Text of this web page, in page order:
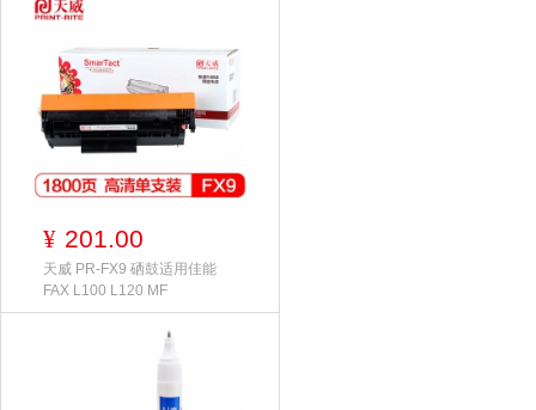
¥ 201.00
天威 PR-FX9 硒鼓适用佳能
FAX L100 L120 MF